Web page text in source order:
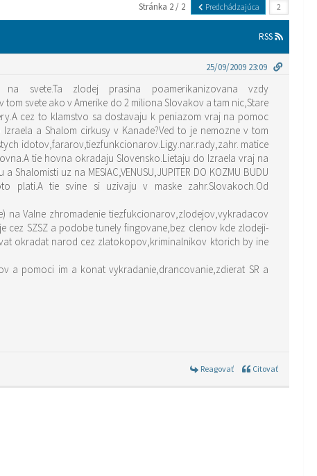
Stránka 2 / 2 Predchádzajúca
RSS
25/09/2009 23:09
svete.Ta zlodej prasina poamerikanizovana vzdy
svete ako v Amerike do 2 miliona Slovakov a tam nic,Stare
cez to klamstvo sa dostavaju k peniazom vraj na pomoc
a Shalom cirkusy v Kanade?Ved to je nemozne v tom
idotov,fararov,tiezfunkcionarov.Ligy.nar.rady,zahr. matice
tie hovna okradaju Slovensko.Lietaju do Izraela vraj na
uz na MESIAC,VENUSU,JUPITER DO KOZMU BUDU
plati.A tie svine si uzivaju v maske zahr.Slovakoch.Od
na Valne zhromadenie tiezfukcionarov,zlodejov,vykradacov
SZSZ a podobe tunely fingovane,bez clenov kde zlodeji-
okradat narod cez zlatokopov,kriminalnikov ktorich by ine
a pomoci im a konat vykradanie,drancovanie,zdierat SR a
Reagovať Citovať